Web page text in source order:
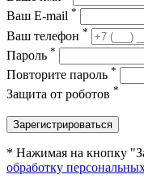
Ваш E-mail *
Ваш телефон *
Пароль *
Повторите пароль *
Защита от роботов *
Зарегистрироваться
* Нажимая на кнопку
обработку